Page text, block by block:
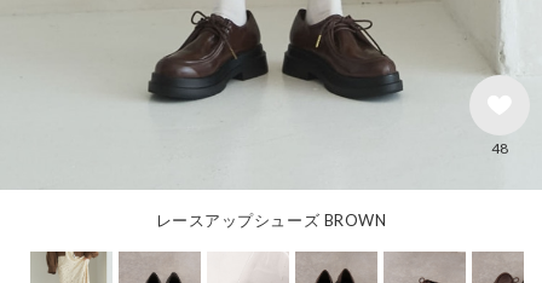
レースアップシューズ BROWN
48